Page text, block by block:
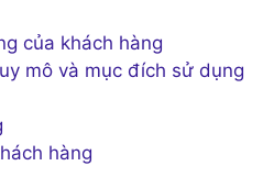
của khách hàng
mô và mục đích sử dụng
hàng